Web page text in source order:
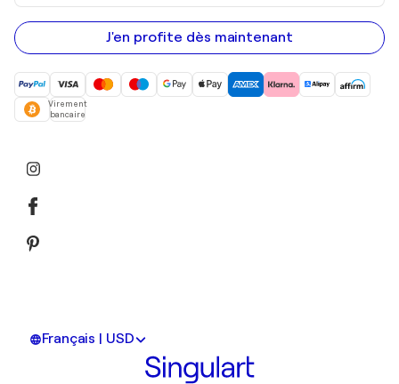
adresse
e-
mail
J'en profite dès maintenant
Virement
bancaire
Français | USD